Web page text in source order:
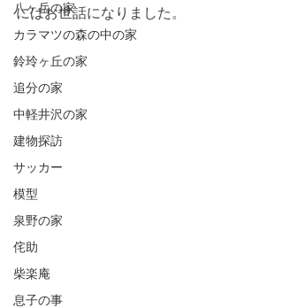
八ヶ岳の家
カラマツの森の中の家
鈴玲ヶ丘の家
追分の家
中軽井沢の家
建物探訪
サッカー
模型
泉野の家
侘助
柴楽庵
息子の事
にはお世話になりました。